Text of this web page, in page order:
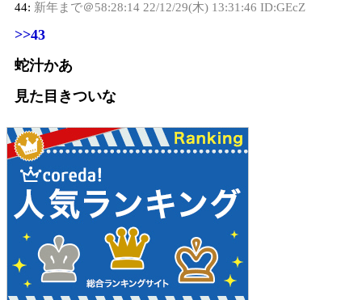
44: 新年まで＠58:28:14 22/12/29(木) 13:31:46 ID:GEcZ
>>43
蛇汁かあ
見た目きついな